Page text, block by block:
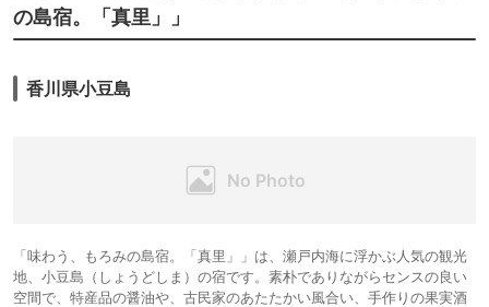
の島宿。「真里」」
香川県小豆島
「味わう、もろみの島宿。「真里」」は、瀬戸内海に浮かぶ人気の観光
地、小豆島（しょうどしま）の宿です。素朴でありながらセンスの良い
空間で、特産品の醤油や、古民家のあたたかい風合い、手作りの果実酒